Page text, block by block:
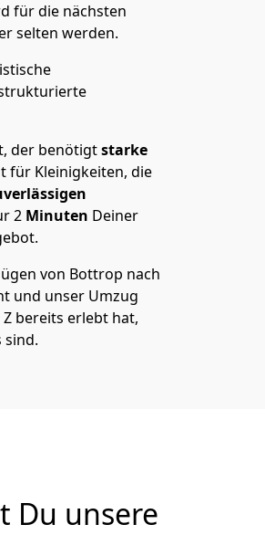
für die nächsten
selten werden.
der benötigtstarke
für Kleinigkeiten, die
2 Minuten Deiner
von Bottrop nach
und unser Umzug
bereits erlebt hat,
sind.
Du unsere